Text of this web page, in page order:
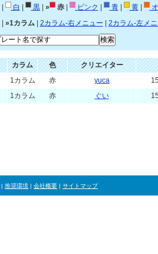
白 黒| » 赤| ピンク 青| 黄|
»1カラム| 2カラム-右メニュー
2カラム-左メ
カラム 色
クリエイター
1カラム 赤 yuca
1カラム 赤 ぐい
| 推奨環境 | 会社概要 | サイトマップ